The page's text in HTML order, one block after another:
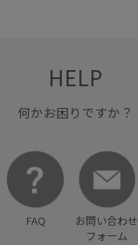
HELP
何かお困りですか？
FAQ
お問い合わせ
フォーム